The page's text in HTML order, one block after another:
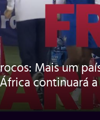
Mais um
continuará a